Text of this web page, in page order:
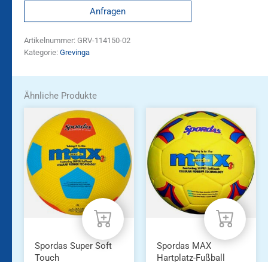
Anfragen
Artikelnummer: GRV-114150-02
Kategorie: Grevinga
Ähnliche Produkte
Spordas Super Soft
Touch
Spordas MAX
Hartplatz-Fußball